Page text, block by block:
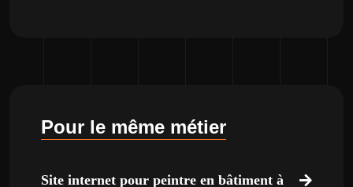
Pour le même métier
Site internet pour peintre en bâtiment à